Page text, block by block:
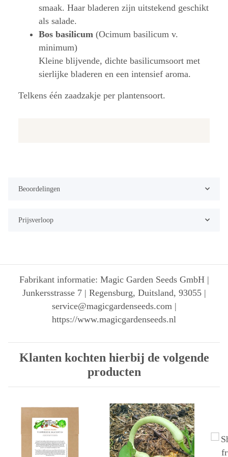
smaak. Haar bladeren zijn uitstekend geschikt
als salade.
Bos basilicum (Ocimum basilicum v.
minimum)
Kleine blijvende, dichte basilicumsoort met
sierlijke bladeren en een intensief aroma.
Telkens één zaadzakje per plantensoort.
Beoordelingen
Prijsverloop
Fabrikant informatie: Magic Garden Seeds GmbH |
Junkersstrasse 7 | Regensburg, Duitsland, 93055 |
service@magicgardenseeds.com |
https://www.magicgardenseeds.nl
Klanten kochten hierbij de volgende
producten